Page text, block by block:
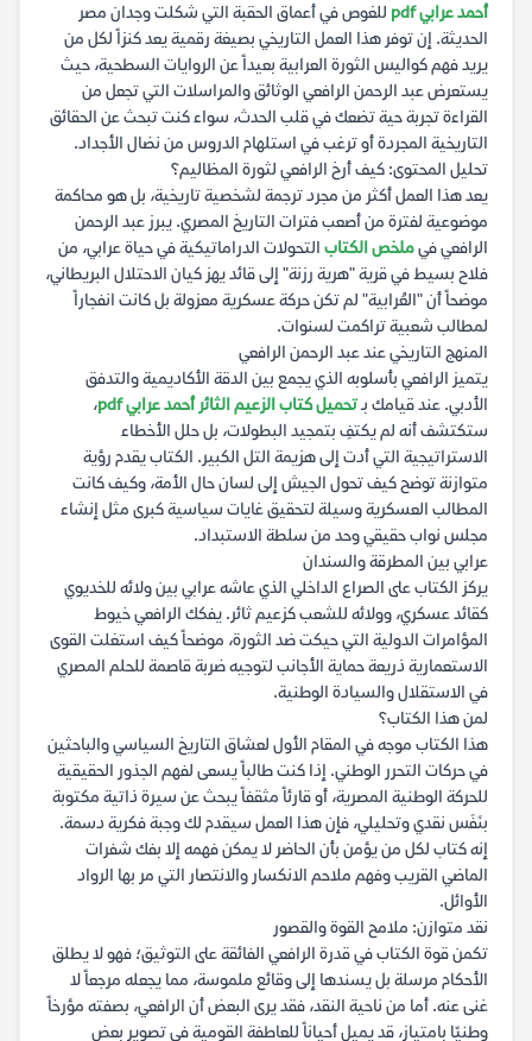
أحمد عرابي pdf
للغوص في أعماق الحقبة التي شكلت وجدان مصر
الحديثة. إن توفر هذا العمل التاريخي بصيغة رقمية يعد كنزاً لكل من
يريد فهم كواليس الثورة العرابية بعيداً عن الروايات السطحية، حيث
يستعرض عبد الرحمن الرافعي الوثائق والمراسلات التي تجعل من
القراءة تجربة حية تضعك في قلب الحدث، سواء كنت تبحث عن الحقائق
التاريخية المجردة أو ترغب في استلهام الدروس من نضال الأجداد.
تحليل المحتوى: كيف أرخ الرافعي لثورة المظاليم؟
يعد هذا العمل أكثر من مجرد ترجمة لشخصية تاريخية، بل هو محاكمة
موضوعية لفترة من أصعب فترات التاريخ المصري. يبرز عبد الرحمن
الرافعي فيملخص الكتاب التحولات الدراماتيكية في حياة عرابي، من
فلاح بسيط في قرية "هرية رزنة" إلى قائد يهز كيان الاحتلال البريطاني،
موضحاً أن "العُرابية" لم تكن حركة عسكرية معزولة بل كانت انفجاراً
لمطالب شعبية تراكمت لسنوات.
المنهج التاريخي عند عبد الرحمن الرافعي
يتميز الرافعي بأسلوبه الذي يجمع بين الدقة الأكاديمية والتدفق
الأدبي. عند قيامك بـتحميل كتاب الزعيم الثائر أحمد عرابي pdf
،
ستكتشف أنه لم يكتفِ بتمجيد البطولات، بل حلل الأخطاء
الاستراتيجية التي أدت إلى هزيمة التل الكبير. الكتاب يقدم رؤية
متوازنة توضح كيف تحول الجيش إلى لسان حال الأمة، وكيف كانت
المطالب العسكرية وسيلة لتحقيق غايات سياسية كبرى مثل إنشاء
مجلس نواب حقيقي وحد من سلطة الاستبداد.
عرابي بين المطرقة والسندان
يركز الكتاب على الصراع الداخلي الذي عاشه عرابي بين ولائه للخديوي
كقائد عسكري، وولائه للشعب كزعيم ثائر. يفكك الرافعي خيوط
المؤامرات الدولية التي حيكت ضد الثورة، موضحاً كيف استغلت القوى
الاستعمارية ذريعة حماية الأجانب لتوجيه ضربة قاصمة للحلم المصري
في الاستقلال والسيادة الوطنية.
لمن هذا الكتاب؟
هذا الكتاب موجه في المقام الأول لعشاق التاريخ السياسي والباحثين
في حركات التحرر الوطني. إذا كنت طالباً يسعى لفهم الجذور الحقيقية
للحركة الوطنية المصرية، أو قارئاً مثقفاً يبحث عن سيرة ذاتية مكتوبة
بنَفَس نقدي وتحليلي، فإن هذا العمل سيقدم لك وجبة فكرية دسمة.
إنه كتاب لكل من يؤمن بأن الحاضر لا يمكن فهمه إلا بفك شفرات
الماضي القريب وفهم ملاحم الانكسار والانتصار التي مر بها الرواد
الأوائل.
نقد متوازن: ملامح القوة والقصور
تكمن قوة الكتاب في قدرة الرافعي الفائقة على التوثيق؛ فهو لا يطلق
الأحكام مرسلة بل يسندها إلى وقائع ملموسة، مما يجعله مرجعاً لا
غنى عنه. أما من ناحية النقد، فقد يرى البعض أن الرافعي، بصفته مؤرخاً
وطنيًا بامتياز، قد يميل أحياناً للعاطفة القومية في تصوير بعض